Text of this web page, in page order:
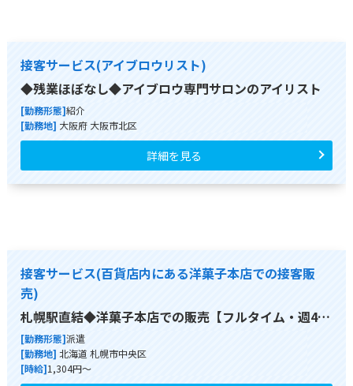
接客サービス(アイブロウリスト)
◆残業ほぼなし◆アイブロウ専門サロンのアイリスト
[勤務形態]紹介
[勤務地] 大阪府 大阪市北区
詳細を見る
接客サービス(百貨店内にある洋菓子本店での接客販
売)
札幌駅直結◆洋菓子本店での販売【フルタイム・週4…
[勤務形態]派遣
[勤務地] 北海道 札幌市中央区
[時給]1,304円～